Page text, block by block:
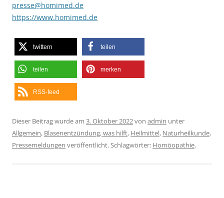
presse@homimed.de
https://www.homimed.de
twittern teilen
teilen merken
RSS-feed
Dieser Beitrag wurde am 3. Oktober 2022von admin unter
Allgemein, Blasenentzündung, was hilft, Heilmittel, Naturheilkunde,
Pressemeldungen veröffentlicht. Schlagwörter: Homöopathie.